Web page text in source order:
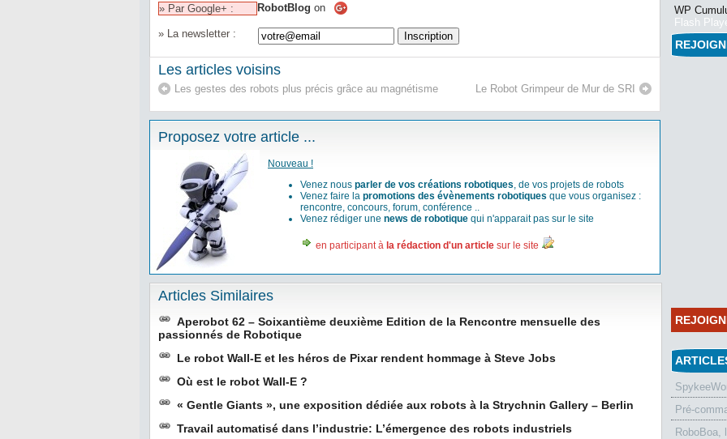
» Par Google+ : RobotBlog on
» La newsletter :
Les articles voisins
Les gestes des robots plus précis grâce au magnétisme Le Robot Grimpeur de Mur de SRI
Proposez votre article ...
Nouveau !
Venez nous parler de vos créations robotiques, de vos projets de robots
Venez faire la promotions des évènements robotiques que vous organisez :
rencontre, concours, forum, conférence ..
Venez rédiger une news de robotique qui n'apparait pas sur le site
en participant à la rédaction d'un article sur le site
Articles Similaires
Aperobot 62 – Soixantième deuxième Edition de la Rencontre mensuelle des
passionnés de Robotique
Le robot Wall-E et les héros de Pixar rendent hommage à Steve Jobs
Où est le robot Wall-E ?
« Gentle Giants », une exposition dédiée aux robots à la Strychnin Gallery – Berlin
Travail automatisé dans l’industrie: L’émergence des robots industriels
WP
Flash
Pré-
RoboBoa,